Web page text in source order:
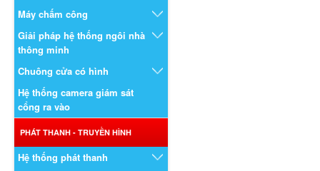
Máy chấm công
Giải pháp hệ thống ngôi nhà
thông minh
Chuông cửa có hình
Hệ thống camera giám sát
cổng ra vào
PHÁT THANH - TRUYỀN HÌNH
Hệ thống phát thanh